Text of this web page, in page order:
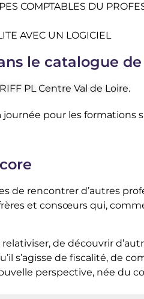
COMPTABLES DU
AVEC UN LOGICIEL
le catalogue de
PL Centre Val de Loire.
journée pour les
de rencontrer d’autres
et consœurs qui,
de découvrir
s’agisse de fiscalité, de
perspective, née du